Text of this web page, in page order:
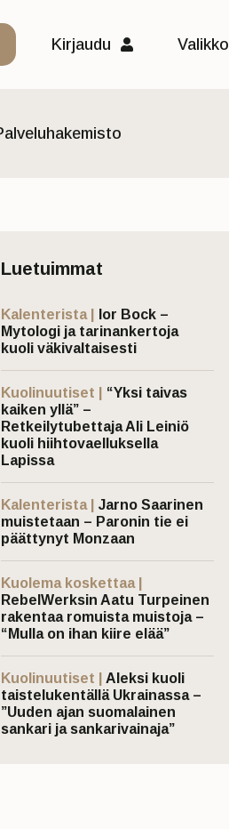
Kirjaudu Valikko
Luetuimmat
Kalenterista |
Ior Bock –
Mytologi ja tarinankertoja
kuoli väkivaltaisesti
Kuolinuutiset |
“Yksi taivas
kaiken yllä” –
Retkeilytubettaja Ali Leiniö
kuoli hiihtovaelluksella
Lapissa
Kalenterista |
Jarno Saarinen
muistetaan – Paronin tie ei
päättynyt Monzaan
Kuolema koskettaa |
RebelWerksin Aatu Turpeinen
rakentaa romuista muistoja –
“Mulla on ihan kiire elää”
Kuolinuutiset |
Aleksi kuoli
taistelukentällä Ukrainassa –
”Uuden ajan suomalainen
sankari ja sankarivainaja”